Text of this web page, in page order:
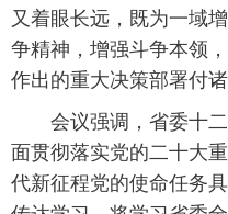
又着眼长远，既为一域
争精神，增强斗争本领
作出的重大决策部署付
会议强调，省委十二
面贯彻落实党的二十大
代新征程党的使命任务